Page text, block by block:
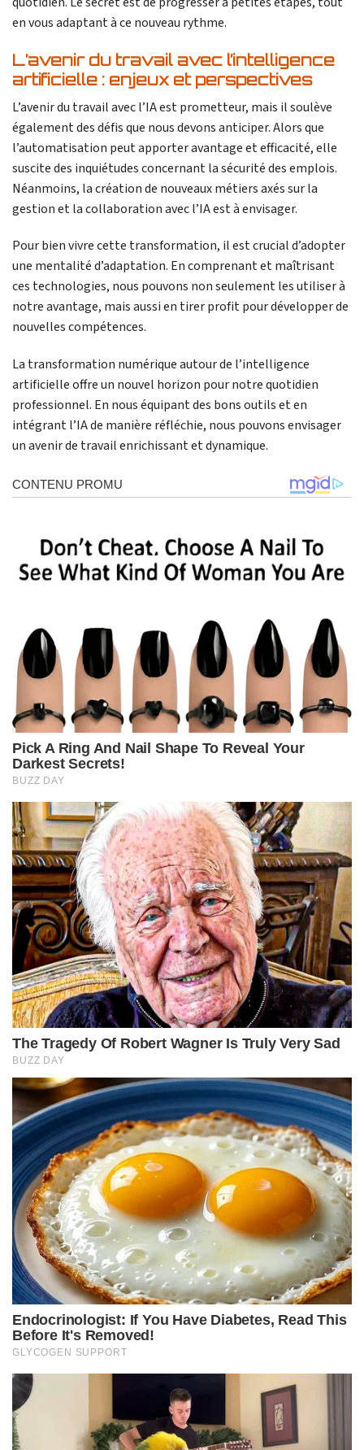
en vous adaptant à ce nouveau rythme.
L’avenir du travail avec l’intelligence
artificielle : enjeux et perspectives
L’avenir du travail avec l’IA est prometteur, mais il soulève
également des défis que nous devons anticiper. Alors que
l’automatisation peut apporter avantage et efficacité, elle
suscite des inquiétudes concernant la sécurité des emplois.
Néanmoins, la création de nouveaux métiers axés sur la
gestion et la collaboration avec l’IA est à envisager.
Pour bien vivre cette transformation, il est crucial d’adopter
une mentalité d’adaptation. En comprenant et maîtrisant
ces technologies, nous pouvons non seulement les utiliser à
notre avantage, mais aussi en tirer profit pour développer de
nouvelles compétences.
La transformation numérique autour de l’intelligence
artificielle offre un nouvel horizon pour notre quotidien
professionnel. En nous équipant des bons outils et en
intégrant l’IA de manière réfléchie, nous pouvons envisager
un avenir de travail enrichissant et dynamique.